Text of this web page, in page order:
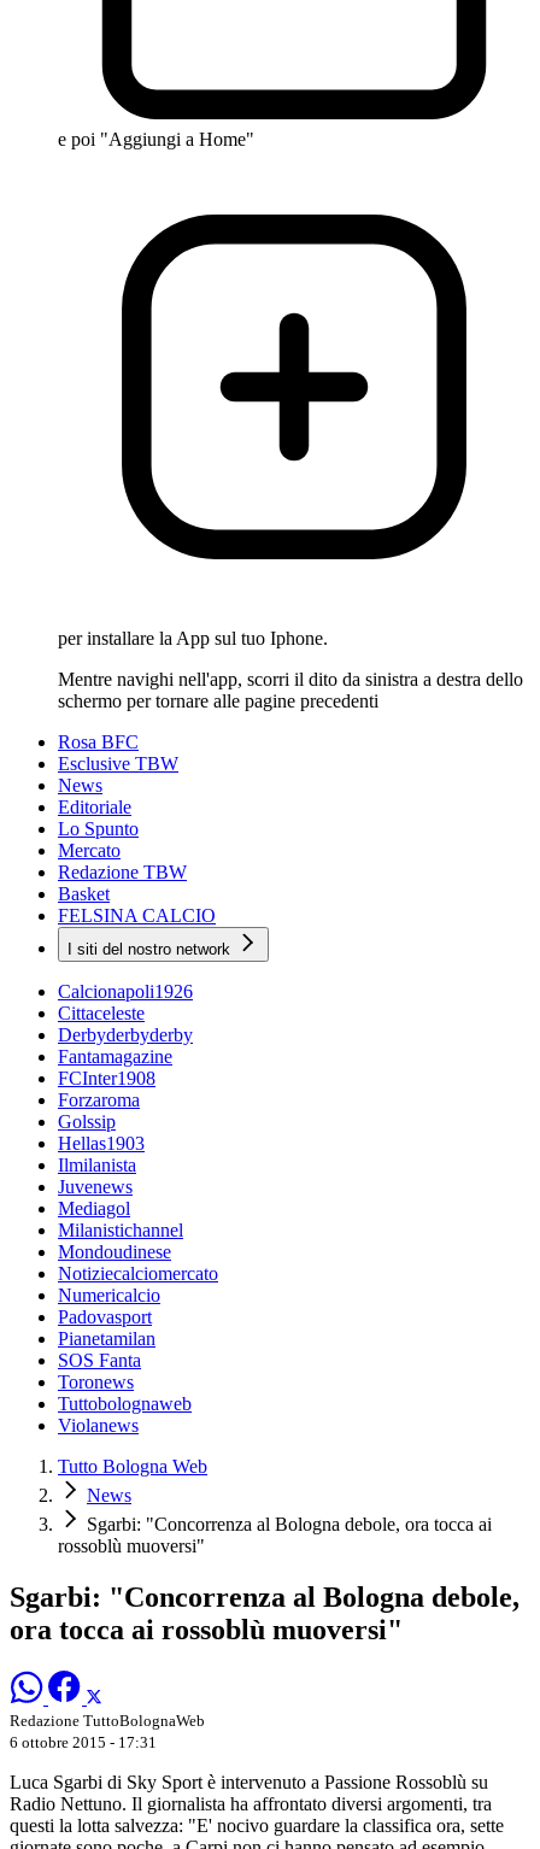
e poi "Aggiungi a Home"
per installare la App sul tuo Iphone.
Mentre navighi nell'app, scorri il dito da sinistra a destra dello
schermo per tornare alle pagine precedenti
Rosa BFC
Esclusive TBW
News
Editoriale
Lo Spunto
Mercato
Redazione TBW
Basket
FELSINA CALCIO
I siti del nostro network
Calcionapoli1926
Cittaceleste
Derbyderbyderby
Fantamagazine
FCInter1908
Forzaroma
Golssip
Hellas1903
Ilmilanista
Juvenews
Mediagol
Milanistichannel
Mondoudinese
Notiziecalciomercato
Numericalcio
Padovasport
Pianetamilan
SOS Fanta
Toronews
Tuttobolognaweb
Violanews
Tutto Bologna Web
News
Sgarbi: "Concorrenza al Bologna debole, ora tocca ai
rossoblù muoversi"
Sgarbi: "Concorrenza al Bologna debole,
ora tocca ai rossoblù muoversi"
Redazione TuttoBolognaWeb
6 ottobre 2015 - 17:31
Luca Sgarbi di Sky Sport è intervenuto a Passione Rossoblù su
Radio Nettuno. Il giornalista ha affrontato diversi argomenti, tra
questi la lotta salvezza: "E' nocivo guardare la classifica ora, sette